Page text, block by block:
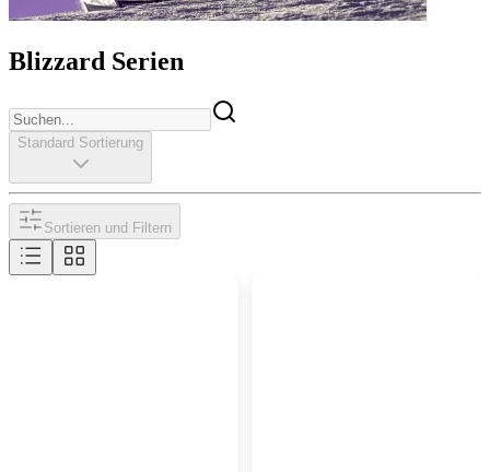
Blizzard Serien
Standard Sortierung
Sortieren und Filtern